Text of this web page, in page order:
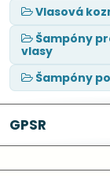
Vlasová
Šampóny
vlasy
Šampóny
GPSR